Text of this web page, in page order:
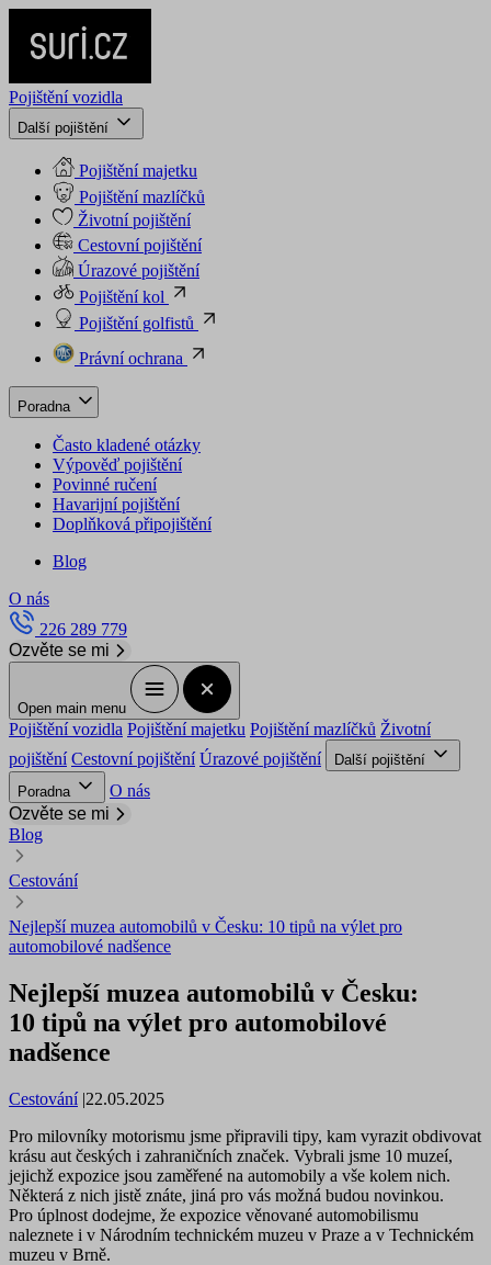
Pojištění vozidla
Další pojištění
Pojištění majetku
Pojištění mazlíčků
Životní pojištění
Cestovní pojištění
Úrazové pojištění
Pojištění kol
Pojištění golfistů
Právní ochrana
Poradna
Často kladené otázky
Výpověď pojištění
Povinné ručení
Havarijní pojištění
Doplňková připojištění
Blog
O nás
226 289 779
Ozvěte se mi
Open main menu
Pojištění vozidla Pojištění majetku Pojištění mazlíčků Životní
pojištění Cestovní pojištění Úrazové pojištění
Další pojištění
Poradna
O nás
Ozvěte se mi
Blog
Cestování
Nejlepší muzea automobilů v Česku: 10 tipů na výlet pro
automobilové nadšence
Nejlepší muzea automobilů v Česku:
10 tipů na výlet pro automobilové
nadšence
Cestování |22.05.2025
Pro milovníky motorismu jsme připravili tipy, kam vyrazit obdivovat
krásu aut českých i zahraničních značek. Vybrali jsme 10 muzeí,
jejichž expozice jsou zaměřené na automobily a vše kolem nich.
Některá z nich jistě znáte, jiná pro vás možná budou novinkou.
Pro úplnost dodejme, že expozice věnované automobilismu
naleznete i v Národním technickém muzeu v Praze a v Technickém
muzeu v Brně.